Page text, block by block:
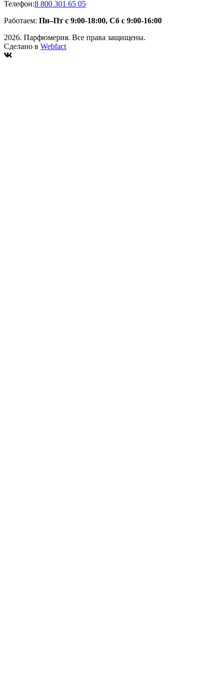
Телефон:8 800 301 65 05
Работаем: Пн–Пт с 9:00-18:00, Сб с 9:00-16:00
2026. Парфюмерия. Все права защищены.
Сделано в Webfact